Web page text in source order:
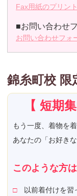
Fax用紙のプリン
■お問い合わせ
お問い合わせフォ
錦糸町校 限
【 短期
もう一度、着物を
あなたの「お好き
このような方
□以前着付けを習